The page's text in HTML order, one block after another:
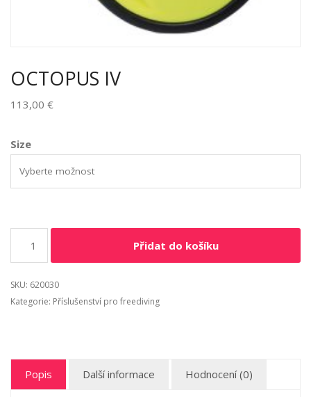
OCTOPUS IV
113,00 €
Size
Přidat do košíku
SKU: 620030
Kategorie: Příslušenství pro freediving
Popis Další informace Hodnocení (0)